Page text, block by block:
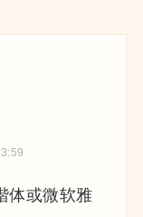
体或微软雅